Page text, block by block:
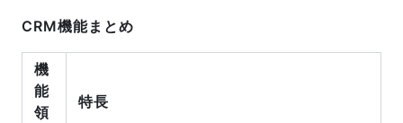
CRM機能まとめ
機
能
領
特長